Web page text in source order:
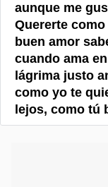
aunque me
Quererte
buen amor
cuando ama
lágrima justo
como yo te
lejos, como tú